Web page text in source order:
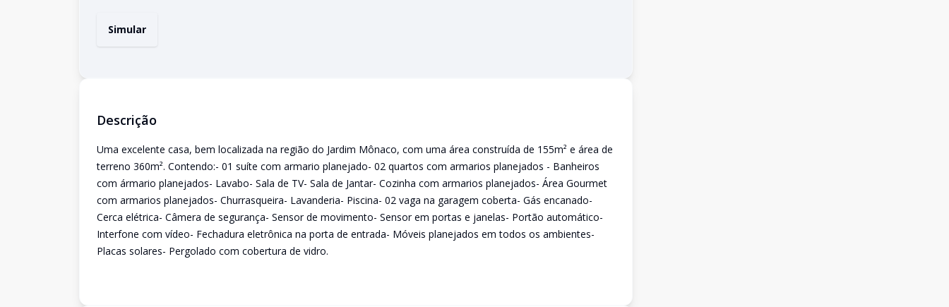
Simular
Descrição
Uma excelente casa, bem localizada na região do Jardim Mônaco, com uma área construída de 155m² e área de
terreno 360m². Contendo:- 01 suíte com armario planejado- 02 quartos com armarios planejados - Banheiros
com ármario planejados- Lavabo- Sala de TV- Sala de Jantar- Cozinha com armarios planejados- Área Gourmet
com armarios planejados- Churrasqueira- Lavanderia- Piscina- 02 vaga na garagem coberta- Gás encanado-
Cerca elétrica- Câmera de segurança- Sensor de movimento- Sensor em portas e janelas- Portão automático-
Interfone com vídeo- Fechadura eletrônica na porta de entrada- Móveis planejados em todos os ambientes-
Placas solares- Pergolado com cobertura de vidro.